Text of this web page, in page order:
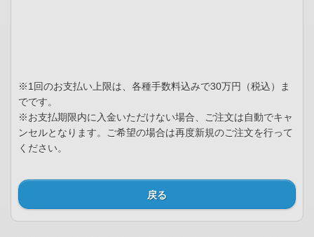
※1回のお支払い上限は、各種手数料込みで30万円（税込）ま
でです。
※お支払期限内に入金いただけない場合、ご注文は自動でキャ
ンセルとなります。ご希望の場合は再度新規のご注文を行って
ください。
戻る